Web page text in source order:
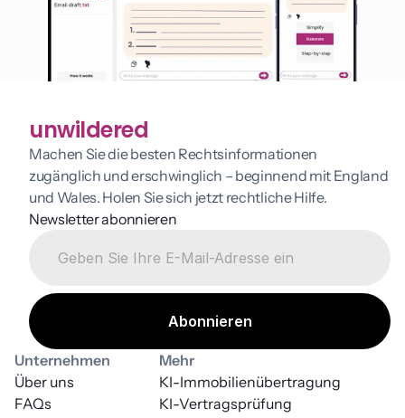
unwildered
Machen Sie die besten Rechtsinformationen
zugänglich und erschwinglich – beginnend mit England
und Wales. Holen Sie sich jetzt rechtliche Hilfe.
Newsletter abonnieren
Unternehmen
Über uns
FAQs
Mehr
KI-Vertragsprüfung
KI-Immobilienübertragung